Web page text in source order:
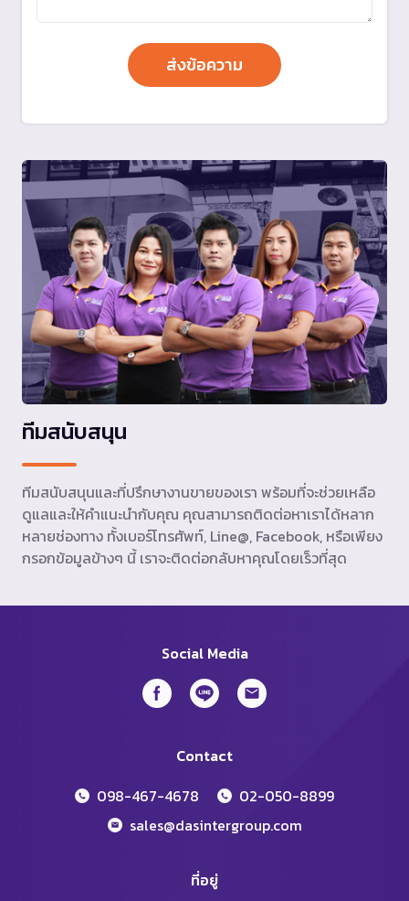
ทีมสนับสนุน
ทีมสนับสนุนและที่ปรึกษางานขายของเรา พร้อมที่จะช่วยเหลือ
ดูแลและให้คำแนะนำกับคุณ คุณสามารถติดต่อหาเราได้หลาก
หลายช่องทาง ทั้งเบอร์โทรศัพท์, Line@, Facebook, หรือเพียง
กรอกข้อมูลข้างๆ นี้ เราจะติดต่อกลับหาคุณโดยเร็วที่สุด
Social Media
Contact
098-467-4678
02-050-8899
sales@dasintergroup.com
ที่อยู่